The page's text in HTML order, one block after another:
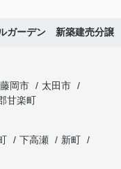
ガーデン 新築建売分譲
藤岡市
太田市
甘楽町
下高瀬
新町